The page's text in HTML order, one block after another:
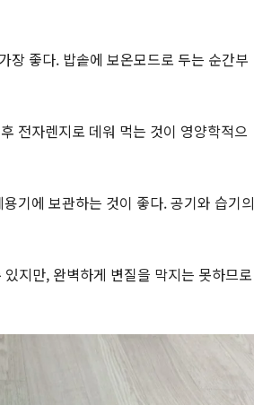
장 좋다. 밥솥에 보온모드로 두는 순간부
전자렌지로 데워 먹는 것이 영양학적으
기에 보관하는 것이 좋다. 공기와 습기의
지만, 완벽하게 변질을 막지는 못하므로